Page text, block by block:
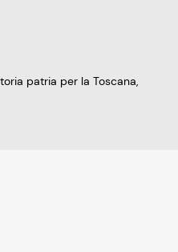
patria per la Toscana,